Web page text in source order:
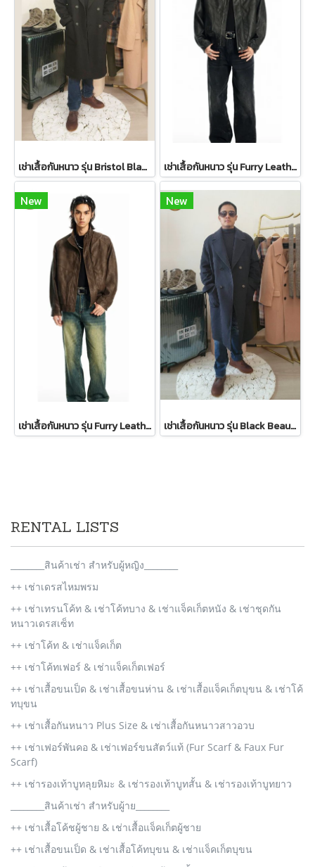
เช่าเสื้อกันหนาว รุ่น Bristol Black Double Breasted Coat 2109GCL1656FABK1 เช่าเสื้อกันหนาว รุ่น Furry Leather Jacket Maillard Black WINTERCLOTHFA0108 / WINTERCLOTHFA0158
New
เช่าเสื้อกันหนาว รุ่น Furry Leather Jacket Maillard Brown WINTERCLOTHFA0107 / WINTERCLOTHFA0299
New
เช่าเสื้อกันหนาว รุ่น Black Beauty Single Breasted Coat 2109GCL1576FABK1
RENTAL LISTS
________สินค้าเช่า สำหรับผู้หญิง________
++ เช่าเดรสไหมพรม
++ เช่าเทรนโค้ท & เช่าโค้ทบาง & เช่าแจ็คเก็ตหนัง & เช่าชุดกัน
หนาวเดรสเซ็ท
++ เช่าโค้ท & เช่าแจ็คเก็ต
++ เช่าโค้ทเฟอร์ & เช่าแจ็คเก็ตเฟอร์
++ เช่าเสื้อขนเป็ด & เช่าเสื้อขนห่าน & เช่าเสื้อแจ็คเก็ตบุขน & เช่าโค้
ทบุขน
++ เช่าเสื้อกันหนาว Plus Size & เช่าเสื้อกันหนาวสาวอวบ
++ เช่าเฟอร์พันคอ & เช่าเฟอร์ขนสัตว์แท้ (Fur Scarf & Faux Fur
Scarf)
++ เช่ารองเท้าบูทลุยหิมะ & เช่ารองเท้าบูทสั้น & เช่ารองเท้าบูทยาว
________สินค้าเช่า สำหรับผู้าย________
++ เช่าเสื้อโค้ชผู้ชาย & เช่าเสื้อแจ็คเก็ตผู้ชาย
++ เช่าเสื้อขนเป็ด & เช่าเสื้อโค้ทบุขน & เช่าแจ็คเก็ตบุขน